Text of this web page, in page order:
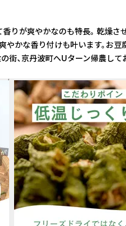
かなのも特長。 乾
香り付けも叶いま
丹波町へUターン帰